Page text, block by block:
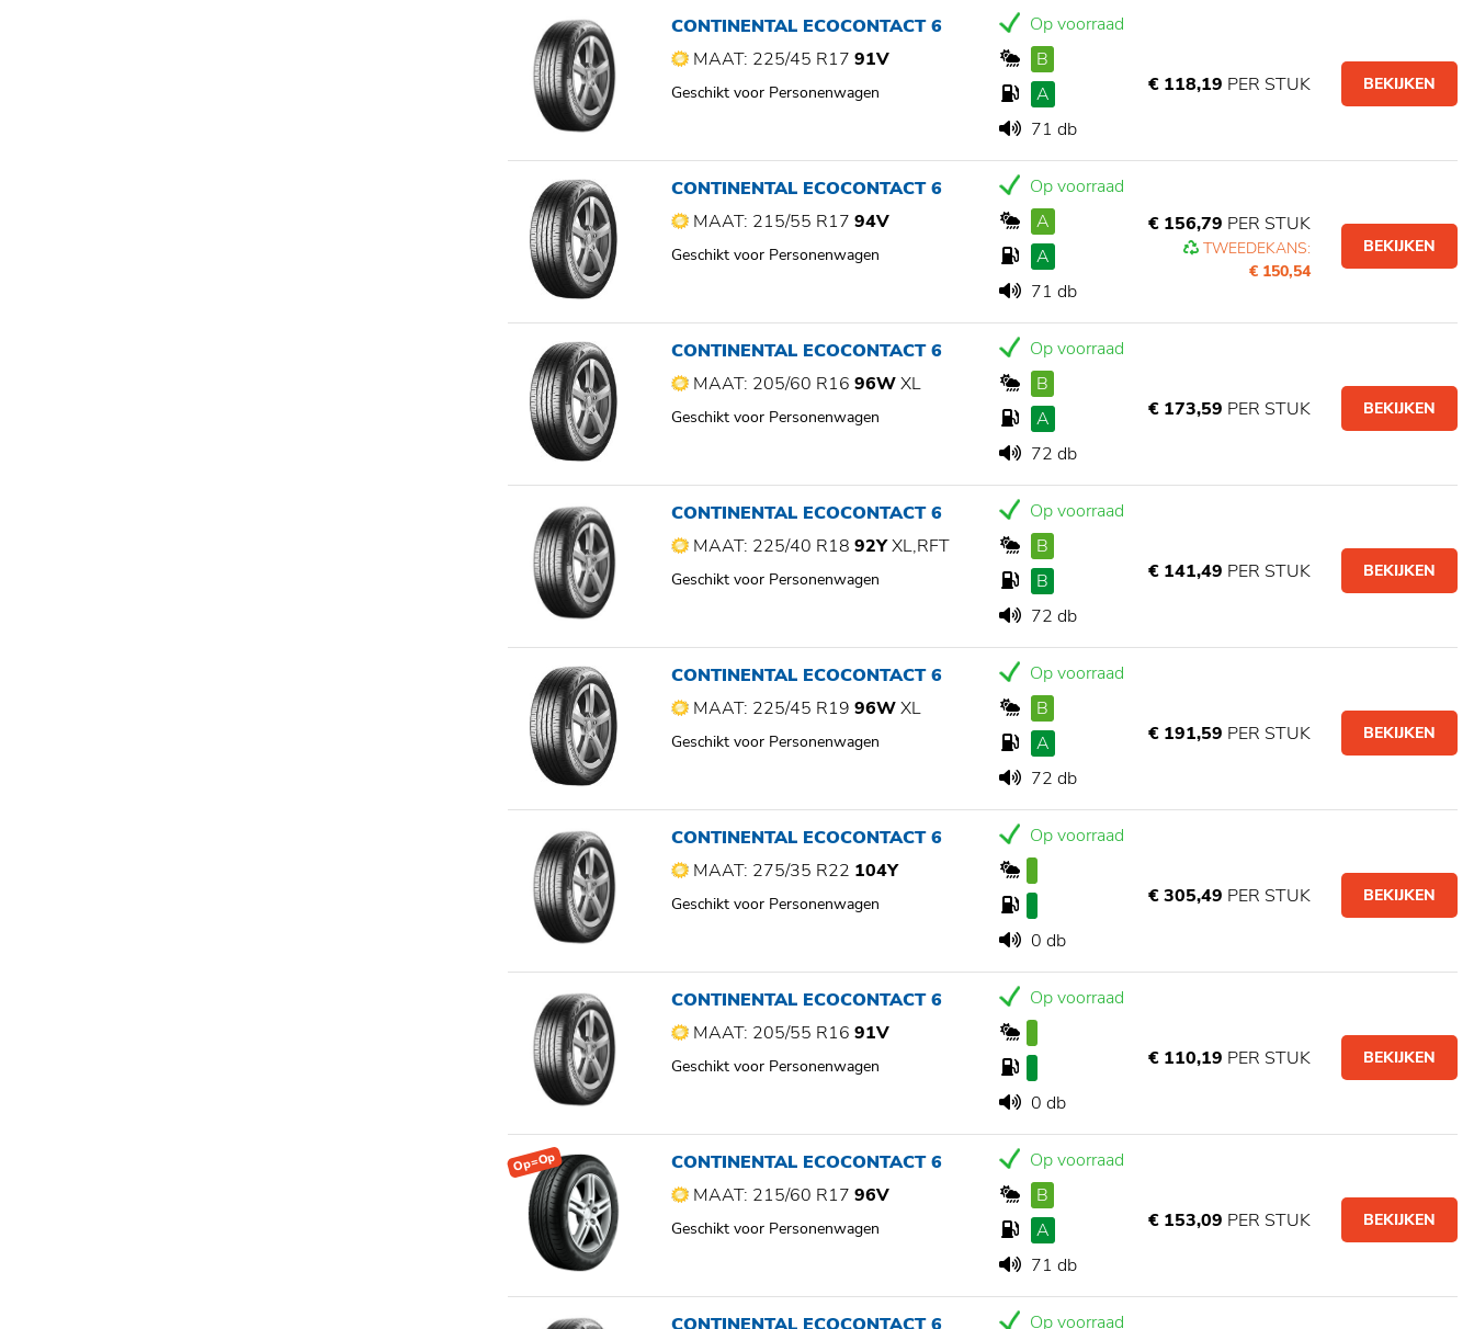
CONTINENTAL ECOCONTACT 6
MAAT: 225/45 R1791V
Geschikt voor Personenwagen
Op voorraad
B
A
71 db
€ 118,19 PER STUK BEKIJKEN
CONTINENTAL ECOCONTACT 6
MAAT: 215/55 R1794V
Geschikt voor Personenwagen
Op voorraad
A
A
71 db
€ 156,79 PER STUK
TWEEDEKANS:
€ 150,54
BEKIJKEN
CONTINENTAL ECOCONTACT 6
MAAT: 205/60 R1696WXL
Geschikt voor Personenwagen
Op voorraad
B
A
72 db
€ 173,59 PER STUK BEKIJKEN
CONTINENTAL ECOCONTACT 6
MAAT: 225/40 R1892YXL,RFT
Geschikt voor Personenwagen
Op voorraad
B
B
72 db
€ 141,49 PER STUK BEKIJKEN
CONTINENTAL ECOCONTACT 6
MAAT: 225/45 R1996WXL
Geschikt voor Personenwagen
Op voorraad
B
A
72 db
€ 191,59 PER STUK BEKIJKEN
CONTINENTAL ECOCONTACT 6
MAAT: 275/35 R22 104Y
Geschikt voor Personenwagen
Op voorraad
0 db
€ 305,49 PER STUK BEKIJKEN
CONTINENTAL ECOCONTACT 6
MAAT: 205/55 R1691V
Geschikt voor Personenwagen
Op voorraad
0 db
€ 110,19 PER STUK BEKIJKEN
Op=Op
CONTINENTAL ECOCONTACT 6
MAAT: 215/60 R1796V
Geschikt voor Personenwagen
Op voorraad
B
A
71 db
€ 153,09 PER STUK BEKIJKEN
Op voorraad